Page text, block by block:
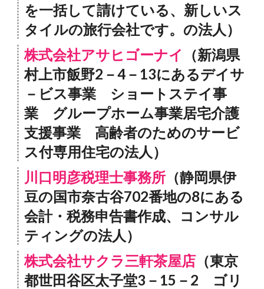
を一括して請けている、新しいス
タイルの旅行会社です。の法人）
株式会社アサヒゴーナイ
（新潟県
村上市飯野2－4－13にあるデイサ
－ビス事業 ショートステイ事
業 グループホーム事業居宅介護
支援事業 高齢者のためのサービ
ス付専用住宅の法人）
川口明彦税理士事務所 （静岡県伊
豆の国市奈古谷702番地の8にある
会計・税務申告書作成、コンサル
ティングの法人）
株式会社サクラ三軒茶屋店 （東京
都世田谷区太子堂3－15－2 ゴリ